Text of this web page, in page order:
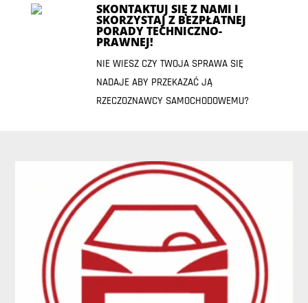
SKONTAKTUJ SIĘ Z NAMI I
SKORZYSTAJ Z BEZPŁATNEJ
PORADY TECHNICZNO-
PRAWNEJ!
NIE WIESZ CZY TWOJA SPRAWA SIĘ
NADAJE ABY PRZEKAZAĆ JĄ
RZECZOZNAWCY SAMOCHODOWEMU?